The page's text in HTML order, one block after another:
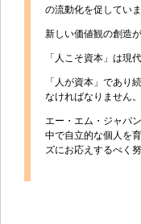
の流動化を促していま
新しい価値観の創造
「人こそ資本」は現
「人が資本」であり
なければなりません。
エー・エム・ジャパ
中で自立的な個人を
ズにお応えするべく